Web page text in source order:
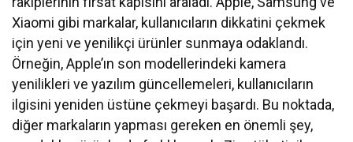
Xiaomi gibi markalar, kullanıcıların dikkatini çekmek
için yeni ve yenilikçi ürünler sunmaya odaklandı.
Örneğin, Apple’ın son modellerindeki kamera
yenilikleri ve yazılım güncellemeleri, kullanıcıların
ilgisini yeniden üstüne çekmeyi başardı. Bu noktada,
diğer markaların yapması gereken en önemli şey,